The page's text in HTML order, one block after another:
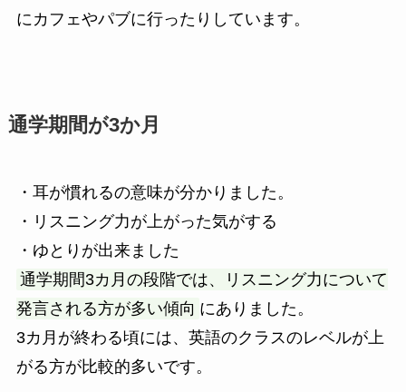
にカフェやパブに行ったりしています。
通学期間が3か月
・耳が慣れるの意味が分かりました。
・リスニング力が上がった気がする
・ゆとりが出来ました
通学期間3カ月の段階では、リスニング力について
発言される方が多い傾向 にありました。
3カ月が終わる頃には、英語のクラスのレベルが上
がる方が比較的多いです。